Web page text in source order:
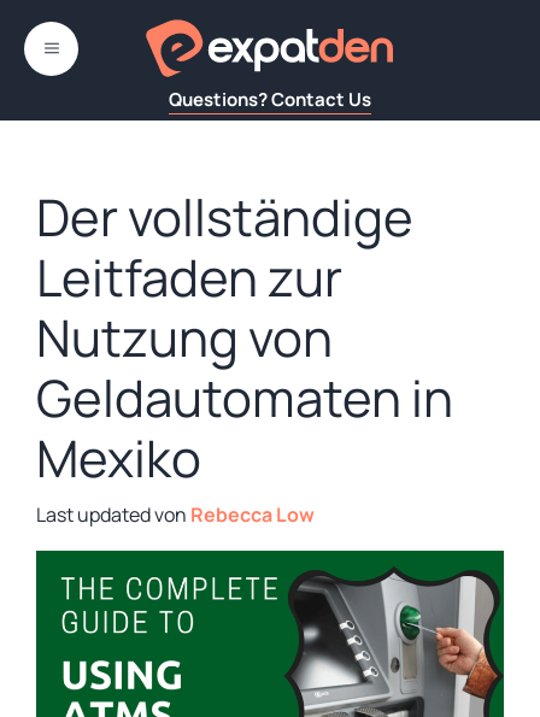
Inhalt
springen
Questions? Contact Us
MENÜ
Der vollständige
Leitfaden zur
Nutzung von
Geldautomaten in
Mexiko
von Rebecca Low